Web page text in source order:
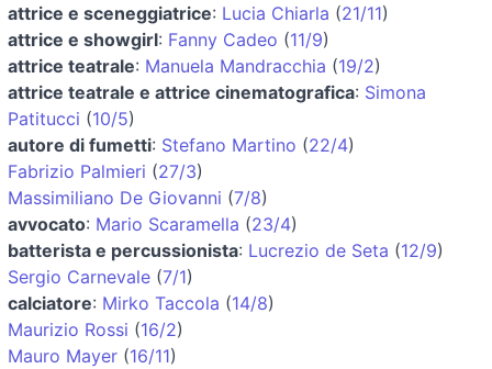
attrice e sceneggiatrice: Lucia Chiarla (21/11)
attrice e showgirl: Fanny Cadeo (11/9)
attrice teatrale: Manuela Mandracchia (19/2)
attrice teatrale e attrice cinematografica: Simona
Patitucci (10/5)
autore di fumetti: Stefano Martino (22/4)
Fabrizio Palmieri (27/3)
Massimiliano De Giovanni (7/8)
avvocato: Mario Scaramella (23/4)
batterista e percussionista: Lucrezio de Seta (12/9)
Sergio Carnevale (7/1)
calciatore: Mirko Taccola (14/8)
Maurizio Rossi (16/2)
Mauro Mayer (16/11)